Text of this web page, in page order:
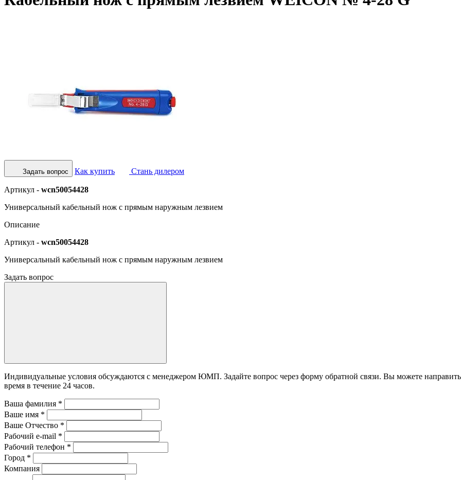
Задать вопрос Как купить Стань дилером
Артикул - wcn50054428
Универсальный кабельный нож с прямым наружным лезвием
Описание
Артикул - wcn50054428
Универсальный кабельный нож с прямым наружным лезвием
Задать вопрос
Индивидуальные условия обсуждаются с менеджером ЮМП. Задайте вопрос через форму обратной связи. Вы можете
время в течение 24 часов.
Ваша фамилия *
Ваше имя *
Ваше Отчество *
Рабочий e-mail *
Рабочий телефон *
Город *
Компания